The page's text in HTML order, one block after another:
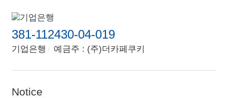
381-112430-04-019
기업은행 예금주 : (주)더카페쿠키
Notice